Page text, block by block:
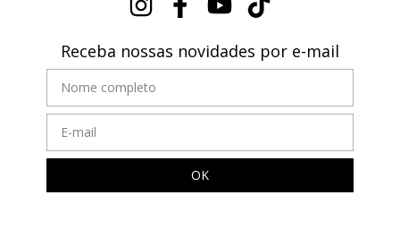
Receba nossas novidades por e-mail